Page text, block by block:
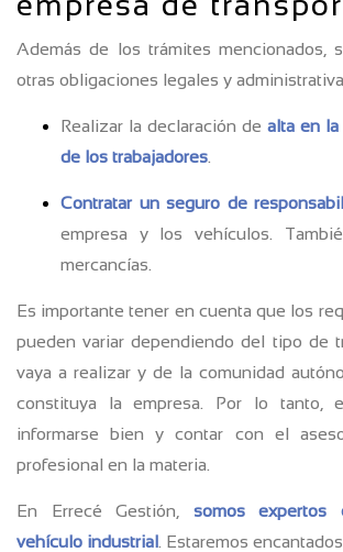
Además de los trámites mencionados,
otras obligaciones legales y
Realizar la declaración de alta en la
de los trabajadores
Contratar un seguro de
empresa y los vehículos.
mercancías.
Es importante tener en cuenta que los
pueden variar dependiendo del tipo de
vaya a realizar y de la comunidad
constituya la empresa. Por lo tanto,
informarse bien y contar con el
profesional en la materia.
En Errecé Gestión, somos expertos
vehículo industrial . Estaremos